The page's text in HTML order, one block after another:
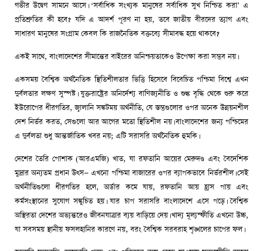
গভীর উদ্বেগ সামনে আসে। ‘সর্বাধিক সংখ্যক মানুষের সর্বাধিক সুখ নিশ্চিত করা’ এ
প্রতিশ্রুতির কী হবে? যদি এ আদর্শ পূরণ না হয়, তবে জাতীয় বীরদের ত্যাগ এবং
সাধারণ মানুষের সংগ্রাম কেবল কি রাজনৈতিক বক্তব্যে সীমাবদ্ধ হয়ে থাকবে?
একই সাথে, বাংলাদেশের সীমান্তের বাইরের অনিশ্চয়তাকেও উপেক্ষা করা সম্ভব নয়।
একসময় বৈশ্বিক অর্থনৈতিক স্থিতিশীলতার ভিত্তি হিসেবে বিবেচিত পশ্চিমা বিশ্বে এখন
দুর্বলতার লক্ষণ সুস্পষ্ট। যুক্তরাষ্ট্রের অনির্দেশ্য বাণিজ্যনীতি ও শুল্ক বৃদ্ধি থেকে শুরু করে
ইউরোপের ধীরগতির, জ্বালানি সঙ্কটময় অর্থনীতি, যে স্তম্ভগুলোর ওপর অনেক উন্নয়নশীল
দেশ নির্ভর করত, সেগুলো আর আগের মতো স্থিতিশীল নয়। বাংলাদেশের জন্য পশ্চিমের
এ দুর্বলতা শুধু আন্তর্জাতিক খবর নয়; এটি সরাসরি অর্থনৈতিক হুমকি।
দেশের তৈরি পোশাক (আরএমজি) খাত, যা রফতানি আয়ের মেরুদণ্ড এবং বৈদেশিক
মুদ্রার অন্যতম প্রধান উৎস— এখনো পশ্চিমা বাজারের ওপর ব্যাপকভাবে নির্ভরশীল। সেই
অর্থনীতিগুলো ধীরগতির হলে, অর্ডার কমে যায়, রফতানি আয় হ্রাস পায় এবং
কর্মসংস্থানের সুযোগ সঙ্কুচিত হয়। যার চাপ সরাসরি বাংলাদেশে এসে পড়ে। বৈশ্বিক
অস্থিরতা দেশের অভ্যন্তরেও জীবনযাত্রার ব্যয় বাড়িয়ে দেয়। খাদ্য মূল্যস্ফীতি এখনো উচ্চ,
যা সবসময় স্থানীয় ফসলহানির কারণে নয়, বরং বৈশ্বিক সরবরাহ শৃঙ্খলের চাপের ফল।